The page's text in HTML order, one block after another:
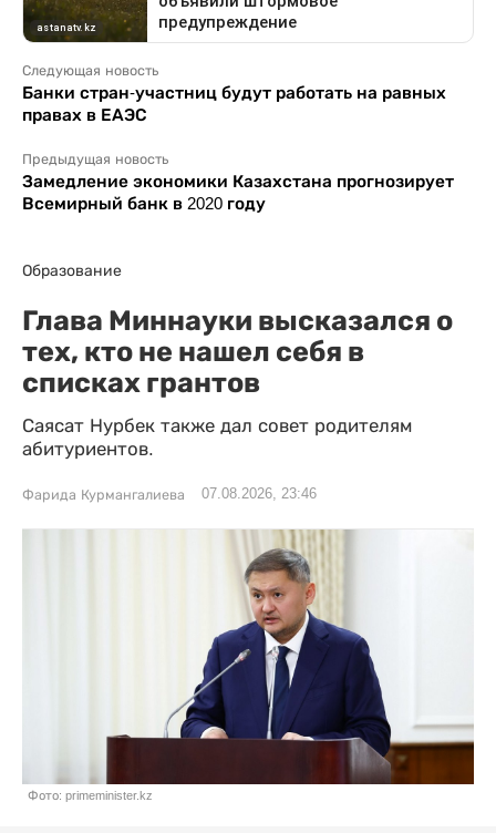
Следующая новость
Банки стран-участниц будут работать на равных
правах в ЕАЭС
Предыдущая новость
Замедление экономики Казахстана прогнозирует
Всемирный банк в 2020 году
Образование
Глава Миннауки высказался о
тех, кто не нашел себя в
списках грантов
Саясат Нурбек также дал совет родителям
абитуриентов.
Фарида Курмангалиева 07.08.2026, 23:46
Фото: primeminister.kz